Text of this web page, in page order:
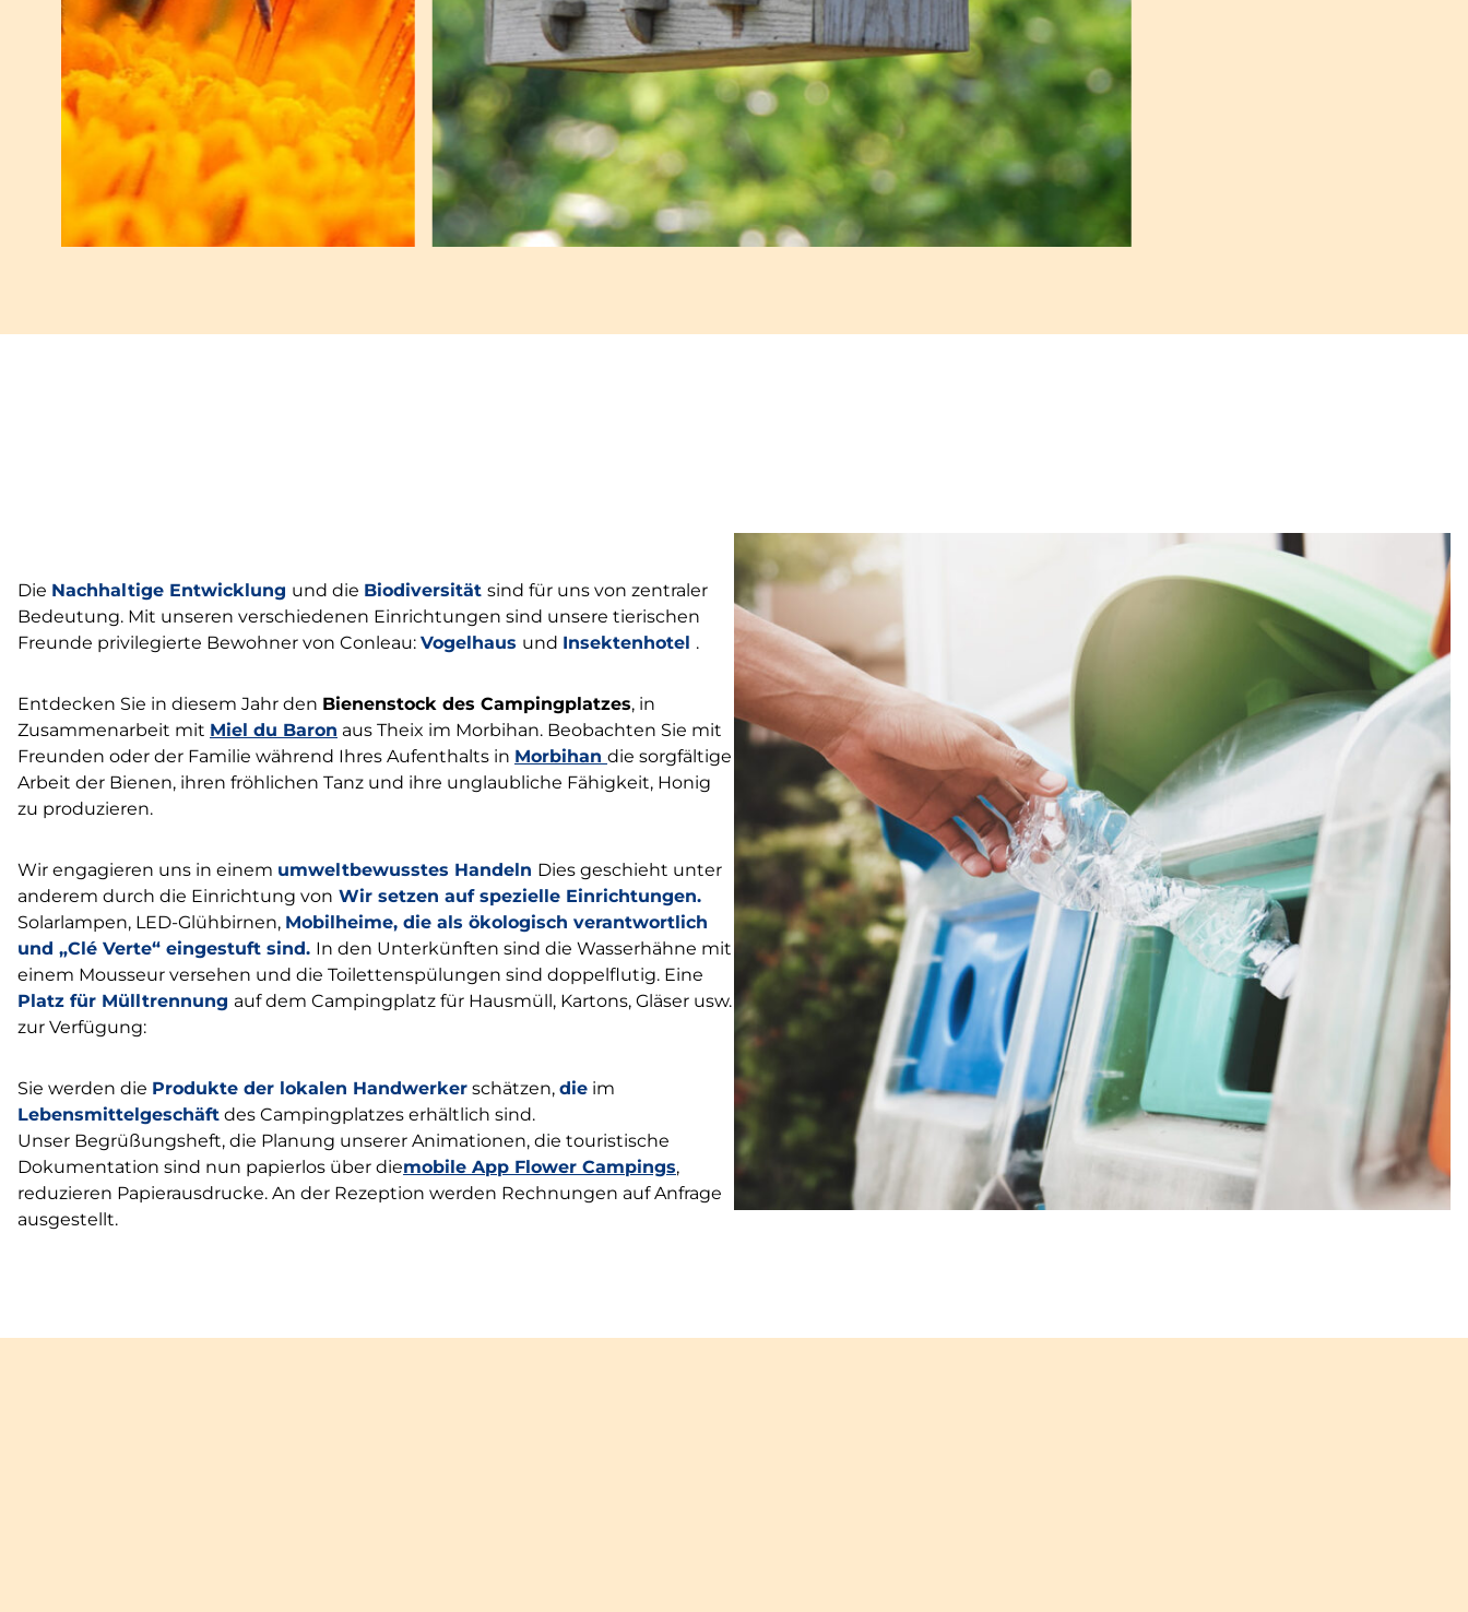
Die Nachhaltige Entwicklung und die Biodiversität sind für uns von zentraler
Bedeutung. Mit unseren verschiedenen Einrichtungen sind unsere tierischen
Freunde privilegierte Bewohner von Conleau: Vogelhaus und Insektenhotel .
Entdecken Sie in diesem Jahr den Bienenstock des Campingplatzes, in
Zusammenarbeit mit Miel du Baron aus Theix im Morbihan. Beobachten Sie mit
Freunden oder der Familie während Ihres Aufenthalts in Morbihan die sorgfältige
Arbeit der Bienen, ihren fröhlichen Tanz und ihre unglaubliche Fähigkeit, Honig
zu produzieren.
Wir engagieren uns in einem umweltbewusstes Handeln Dies geschieht unter
anderem durch die Einrichtung von Wir setzen auf spezielle Einrichtungen.
Solarlampen, LED-Glühbirnen, Mobilheime, die als ökologisch verantwortlich
und „Clé Verte“ eingestuft sind. In den Unterkünften sind die Wasserhähne mit
einem Mousseur versehen und die Toilettenspülungen sind doppelflutig. Eine
Platz für Mülltrennung auf dem Campingplatz für Hausmüll, Kartons, Gläser usw.
zur Verfügung:
Sie werden die Produkte der lokalen Handwerker schätzen, die im
Lebensmittelgeschäft des Campingplatzes erhältlich sind.
Unser Begrüßungsheft, die Planung unserer Animationen, die touristische
Dokumentation sind nun papierlos über diemobile App Flower Campings,
reduzieren Papierausdrucke. An der Rezeption werden Rechnungen auf Anfrage
ausgestellt.